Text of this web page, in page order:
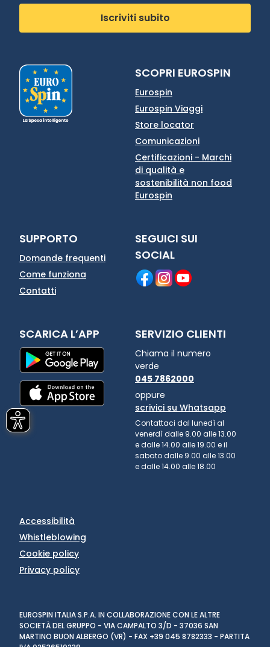
Iscriviti subito
SCOPRI EUROSPIN
Eurospin
Eurospin Viaggi
Store locator
Comunicazioni
Certificazioni - Marchi
di qualità e
sostenibilità non food
Eurospin
SUPPORTO
Domande frequenti
Come funziona
Contatti
SEGUICI SUI
SOCIAL
SCARICA L’APP SERVIZIO CLIENTI
Chiama il numero
verde
045 7862000
oppure
scrivici su Whatsapp
Contattaci dal lunedì al
venerdì dalle 9.00 alle 13.00
e dalle 14.00 alle 19.00 e il
sabato dalle 9.00 alle 13.00
e dalle 14.00 alle 18.00
Accessibilità
Whistleblowing
Cookie policy
Privacy policy
EUROSPIN ITALIA S.P.A. IN COLLABORAZIONE CON LE ALTRE
SOCIETÀ DEL GRUPPO - VIA CAMPALTO 3/D - 37036 SAN
MARTINO BUON ALBERGO (VR) - FAX +39 045 8782333 - PARTITA